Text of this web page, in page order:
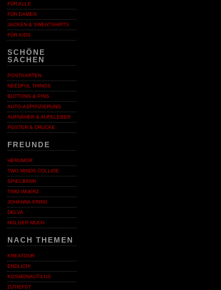
FÜR ALLE
FÜR DAMEN
JACKEN & SWEATSHIRTS
FÜR KIDS
SCHÖNE
SACHEN
POSTKARTEN
NEEDFUL THINGS
BUTTONS & PINS
AUTO-ASPIFIZIERUNG
AUFNÄHER & AUFKLEBER
POSTER & DRUCKE
FREUNDE
HERUMOR
TWO MINDS COLLIDE
SPIELBANN
TIMO WUERZ
JOHANNA KRINS
DELVA
HOLGER MUCH
NACH THEMEN
KREATOUR
ENDLICH!
KOSMONAUTILUS
ZUTIEFST